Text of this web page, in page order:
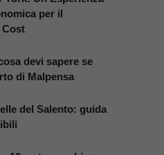
per il
Cost
devi sapere se
di Malpensa
del Salento: guida